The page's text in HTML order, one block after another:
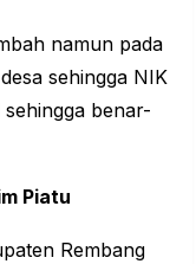
namun pada
sehingga NIK
benar-
Piatu
Rembang